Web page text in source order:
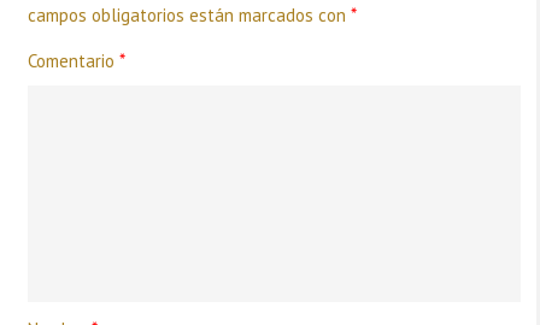
campos obligatorios están marcados con*
Comentario*